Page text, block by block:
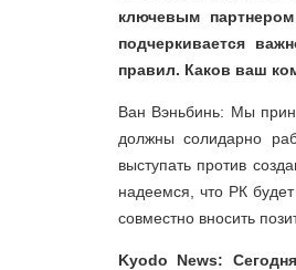
ключевым
подчеркивается
правил. Каков ваш
Ван Вэньбинь: Мы
должны солидарно
выступать против
надеемся, что РК
совместно вносить
Kyodo News: